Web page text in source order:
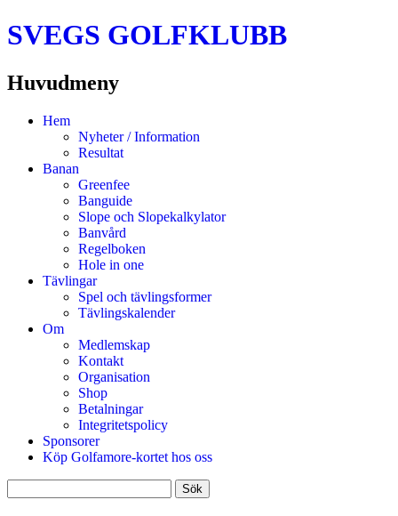
SVEGS GOLFKLUBB
Huvudmeny
HoppaHem
Nyheter / Information
Resultat
Banan
Greenfee
Banguide
Slope och Slopekalkylator
Banvård
Regelboken
Hole in one
Tävlingar
Spel och tävlingsformer
Tävlingskalender
Om
Medlemskap
Kontakt
Organisation
Shop
Betalningar
Integritetspolicy
Sponsorer
Köp Golfamore-kortet hos oss
efter: